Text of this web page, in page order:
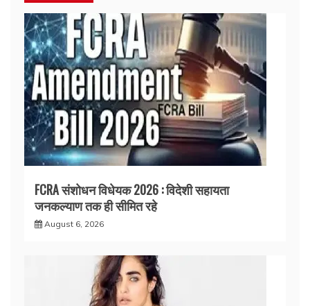
FCRA संशोधन विधेयक 2026 : विदेशी सहायता
जनकल्याण तक ही सीमित रहे
August 6, 2026